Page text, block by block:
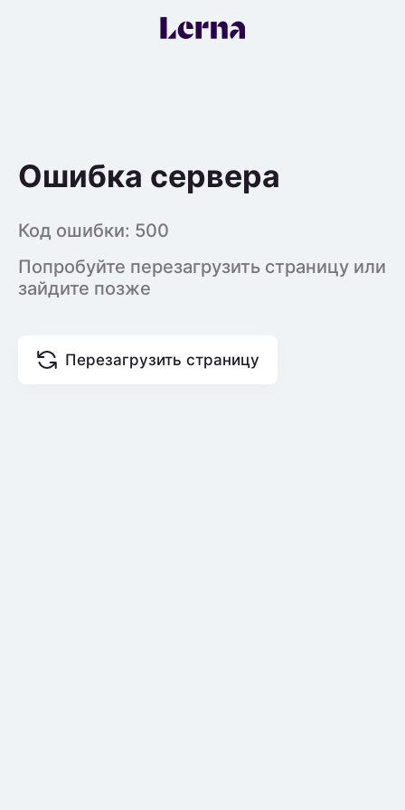
Ошибка сервера
Код ошибки: 500
Попробуйте перезагрузить страницу или
зайдите позже
Перезагрузить страницу